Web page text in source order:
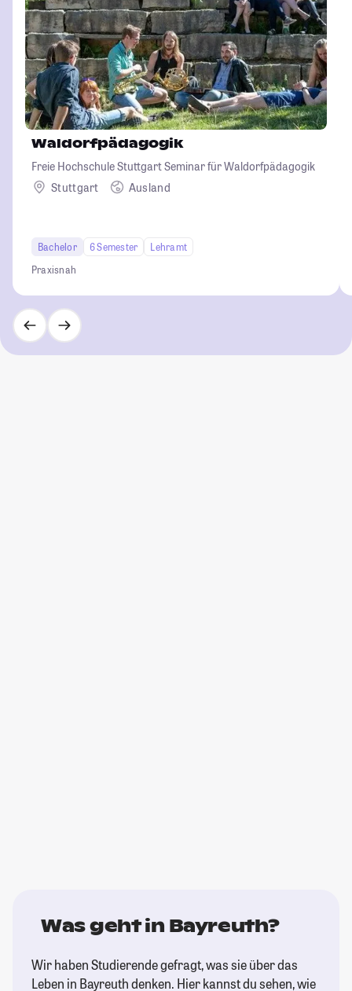
Waldorfpädagogik
Freie Hochschule Stuttgart Seminar für Waldorfpädagogik
Stuttgart
Ausland
Bachelor 6 Semester
Lehramt
Praxisnah
Was geht in Bayreuth?
Wir haben Studierende gefragt, was sie über das
Leben in Bayreuth denken. Hier kannst du sehen, wie